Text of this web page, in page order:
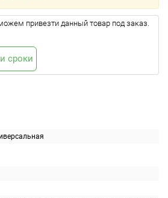
привезти данный товар под заказ.
сроки